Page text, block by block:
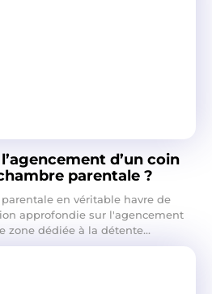
d’un coin
parentale ?
en véritable havre de
approfondie sur l'agencement
zone dédiée à la détente...